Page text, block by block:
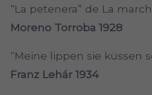
“La petenera” de La
Moreno Torroba 1928
“Meine lippen sie küssen
Franz Lehár 1934